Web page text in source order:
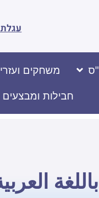
משחקים
חבילות ומבצעים